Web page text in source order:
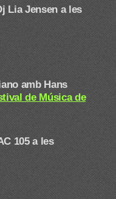
Lia Jensen a les
amb Hans
de Música de
105 a les